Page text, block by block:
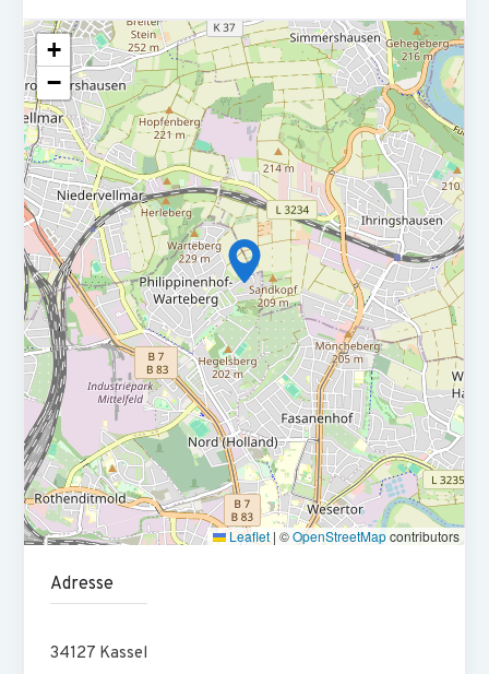
Excel, Outlook)
Wir suchen zum Sommer 2026 einen Sachbearbeiter (m/w/d)
in Teilzeit (19,5 Stunden/Woche)
• Abwechslungsreiches und verantwortungsvolles
Aufgabengebiet
• Faire Vergütung (Entgelt nach dem TVöD; Eingruppierung
nach Vorkenntnissen)
• Unbefristete Festanstellung
+
−
Leaflet | ©OpenStreetMapcontributors
Adresse
34127 Kassel